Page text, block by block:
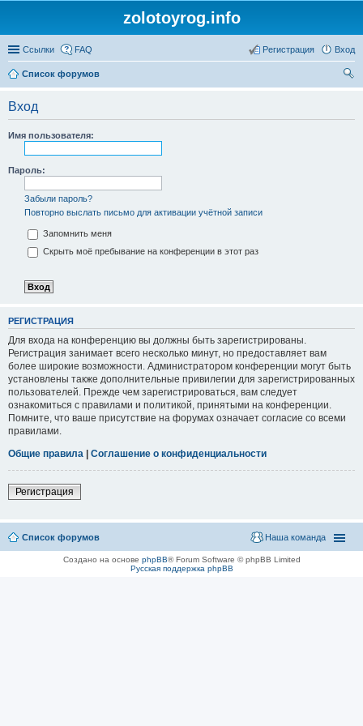
zolotoyrog.info
Ссылки FAQ Вход
Регистрация
Список форумов
Вход
Имя пользователя:
Пароль:
Забыли пароль?
Повторно выслать письмо для активации учётной записи
Запомнить меня
Скрыть моё пребывание на конференции в этот раз
РЕГИСТРАЦИЯ
Для входа на конференцию вы должны быть зарегистрированы.
Регистрация занимает всего несколько минут, но предоставляет вам
более широкие возможности. Администратором конференции могут быть
установлены также дополнительные привилегии для зарегистрированных
пользователей. Прежде чем зарегистрироваться, вам следует
ознакомиться с правилами и политикой, принятыми на конференции.
Помните, что ваше присутствие на форумах означает согласие со всеми
правилами.
Общие правила | Соглашение о конфиденциальности
Регистрация
Список форумов Наша команда
Создано на основе phpBB® Forum Software © phpBB Limited
Русская поддержка phpBB